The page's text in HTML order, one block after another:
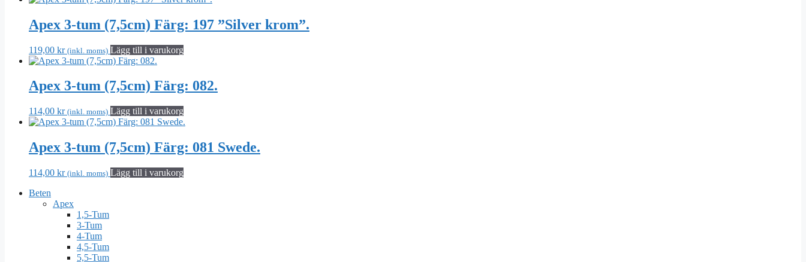
Apex 3-tum (7,5cm) Färg: 197 ”Silver krom”.
119,00 kr (inkl. moms) Lägg till i varukorg
Apex 3-tum (7,5cm) Färg: 082.
114,00 kr (inkl. moms) Lägg till i varukorg
Apex 3-tum (7,5cm) Färg: 081 Swede.
114,00 kr (inkl. moms) Lägg till i varukorg
Beten
Apex
1,5-Tum
3-Tum
4-Tum
4,5-Tum
5,5-Tum